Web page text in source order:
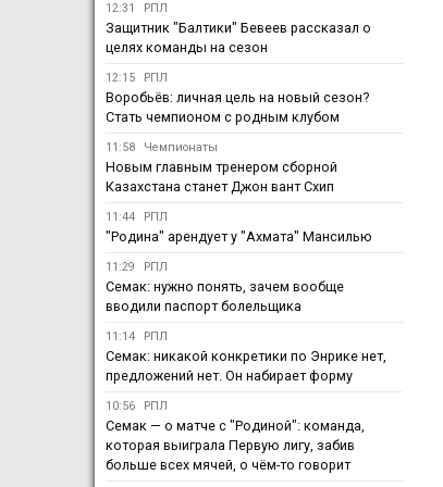
12:31 РПЛ
Защитник "Балтики" Бевеев рассказал о
целях команды на сезон
12:15 РПЛ
Воробьёв: личная цель на новый сезон?
Стать чемпионом с родным клубом
11:58 Чемпионаты
Новым главным тренером сборной
Казахстана станет Джон вант Схип
11:44 РПЛ
"Родина" арендует у "Ахмата" Мансилью
11:29 РПЛ
Семак: нужно понять, зачем вообще
вводили паспорт болельщика
11:14 РПЛ
Семак: никакой конкретики по Энрике нет,
предложений нет. Он набирает форму
10:56 РПЛ
Семак — о матче с "Родиной": команда,
которая выиграла Первую лигу, забив
больше всех мячей, о чём-то говорит